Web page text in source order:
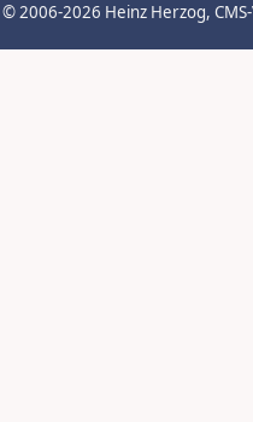
© 2006-2026 Heinz Herzog,